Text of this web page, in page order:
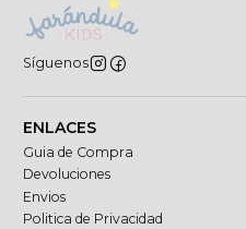
Síguenos
ENLACES
Guia de Compra
Devoluciones
Envios
Politica de Privacidad